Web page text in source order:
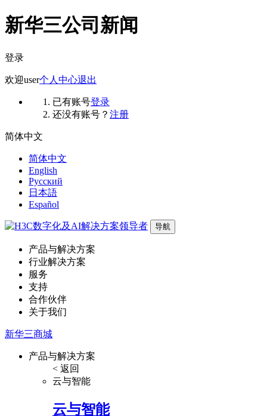
新华三公司新闻
登录
欢迎user个人中心退出
已有账号登录
还没有账号？ 注册
简体中文
简体中文
English
Русский
日本語
Español
导航
产品与解决方案
行业解决方案
服务
支持
合作伙伴
关于我们
新华三商城
产品与解决方案
< 返回
云与智能
云与智能